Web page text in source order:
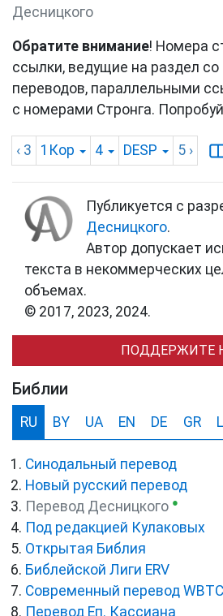
Десницкого
Обратите внимание! Номера
ссылки, ведущие на раздел
переводов, параллельными
с номерами Стронга.
‹ 3 1Кор 4 DESP 5 ›
Публикуется с
Десницкого.
Автор допускает
текста в некоммерческих
объемах.
© 2017, 2023, 2024.
ПОДДЕРЖИТЕ
Библии
RU BY UA EN DE GR
Синодальный перевод
Новый русский перевод
Перевод Десницкого ●
Под редакцией Кулаковых
Открытая Библия
Библейской Лиги ERV
Cовременный перевод WBTC
Перевод Еп. Кассиана